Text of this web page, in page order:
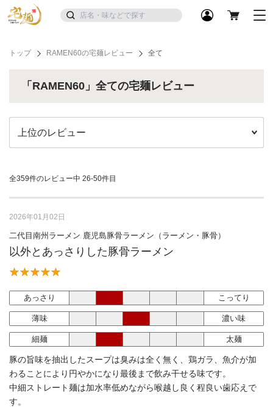
トップ RAMEN60の宅麺レビュー 全て
「RAMEN60」全ての宅麺レビュー
全359件のレビュー中 26-50件目
2026年01月02日
二代目南州ラーメン 鹿児島豚骨ラーメン（ラーメン・豚骨）
以外とあっさりした豚骨ラーメン
あっさり こってり
薄味 濃い味
細麺 太麺
豚の旨味を抽出したスープは臭みは全く無く、鶏ガラ、魚介が加
わることにより円やかになり最後まで飲み干せる味です。
中細ストレート麺は加水率低めながら喉越し良く程良い歯応えで
す。